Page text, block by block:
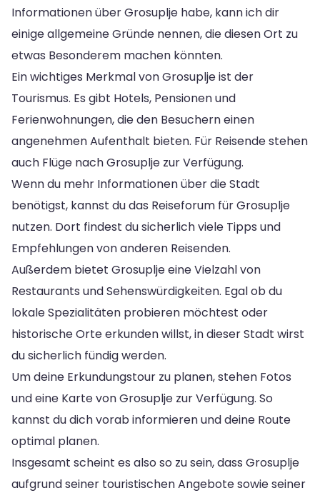
Informationen über Grosuplje habe, kann ich dir
einige allgemeine Gründe nennen, die diesen Ort zu
etwas Besonderem machen könnten.
Ein wichtiges Merkmal von Grosuplje ist der
Tourismus. Es gibt Hotels, Pensionen und
Ferienwohnungen, die den Besuchern einen
angenehmen Aufenthalt bieten. Für Reisende stehen
auch Flüge nach Grosuplje zur Verfügung.
Wenn du mehr Informationen über die Stadt
benötigst, kannst du das Reiseforum für Grosuplje
nutzen. Dort findest du sicherlich viele Tipps und
Empfehlungen von anderen Reisenden.
Außerdem bietet Grosuplje eine Vielzahl von
Restaurants und Sehenswürdigkeiten. Egal ob du
lokale Spezialitäten probieren möchtest oder
historische Orte erkunden willst, in dieser Stadt wirst
du sicherlich fündig werden.
Um deine Erkundungstour zu planen, stehen Fotos
und eine Karte von Grosuplje zur Verfügung. So
kannst du dich vorab informieren und deine Route
optimal planen.
Insgesamt scheint es also so zu sein, dass Grosuplje
aufgrund seiner touristischen Angebote sowie seiner